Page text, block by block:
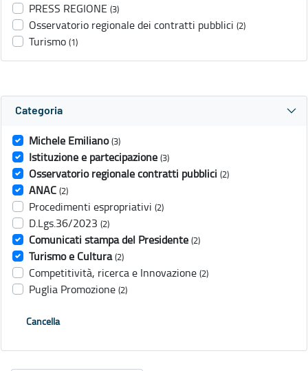
PRESS REGIONE (3)
Osservatorio regionale dei contratti pubblici (2)
Turismo (1)
Categoria
Michele Emiliano (3)
Istituzione e partecipazione (3)
Osservatorio regionale contratti pubblici (2)
ANAC (2)
Procedimenti espropriativi (2)
D.Lgs.36/2023 (2)
Comunicati stampa del Presidente (2)
Turismo e Cultura (2)
Competitività, ricerca e Innovazione (2)
Puglia Promozione (2)
Cancella